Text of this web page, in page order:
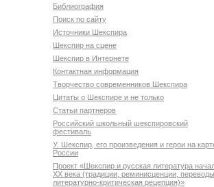
Библиография
Поиск по сайту
Источники Шекспира
Шекспир на сцене
Шекспир в Интернете
Контактная информация
Творчество современников Шекспира
Цитаты о Шекспире и не только
Статьи партнеров
Российский школьный шекспировский
фестиваль
У. Шекспир, его произведения и герои на
России
Проект «Шекспир и русская литература
XX века (традиции, реминисценции, переводы,
литературно-критическая рецепция)»